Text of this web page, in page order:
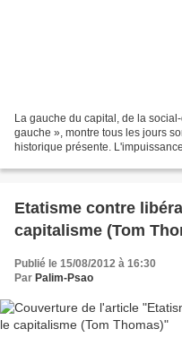
La gauche du capital, de la
gauche », montre tous les jours
historique présente.
Etatisme contre
capitalisme (Tom
Publié le 15/08/2012 à 16:30
Par Palim-Psao